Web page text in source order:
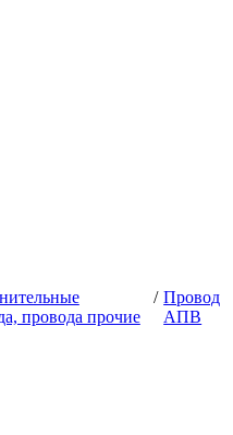
провода прочие
/ Провод
АПВ